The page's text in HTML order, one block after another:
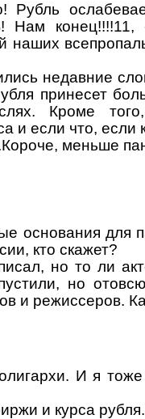
Рубль
Нам конец!!!!11,
наших
недавние
принесет
Кроме
и если что, если
меньше
основания для
кто скажет?
но то ли
но
и режиссеров.
И я
и курса рубля.